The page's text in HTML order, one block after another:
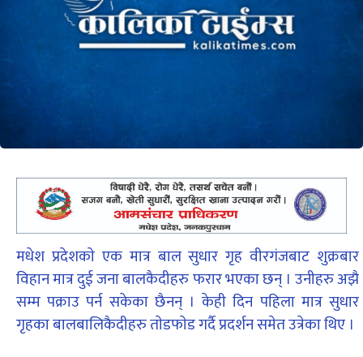
मधेश प्रदेशकाे एक मात्र बाल सुधार गृह वीरगंजबाट शुक्रबार
विहान मात्र दुई जना बालकैदीहरु फरार भएका छन् । उनीहरु अझै
सम्म पक्राउ पर्न सकेका छैनन् । केही दिन पहिला मात्र सुधार
गृहका बालबालिकैदीहरु ताेडफाेड गर्दै प्रदर्शन समेत उत्रेका थिए ।